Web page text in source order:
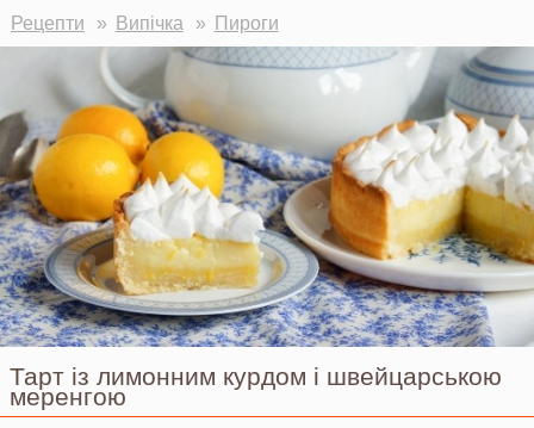
Ви тут
Рецепти Випічка Пироги
Тарт із лимонним курдом і швейцарською
меренгою